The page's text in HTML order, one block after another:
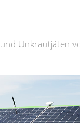
Unkrautjäten